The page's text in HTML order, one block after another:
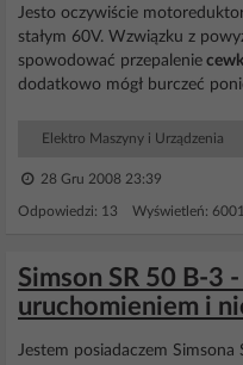
Jesto oczywiście
stałym 60V. Wzwiązku z
spowodować przepalenie
dodatkowo mógł burczeć
Elektro Maszyny i Urządzenia
28 Gru 2008 23:39
Odpowiedzi: 13 Wyświetleń: 6001
Simson SR 50 B-3
uruchomieniem i
Jestem posiadaczem